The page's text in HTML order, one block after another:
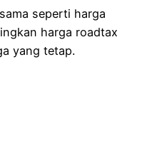
seperti harga
harga roadtax
yang tetap.